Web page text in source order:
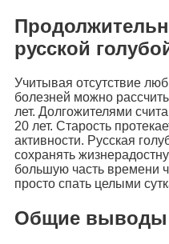
русской
Учитывая отсутствие
болезней можно
лет. Долгожителями
20 лет. Старость
активности. Русская
сохранять
большую часть времени
просто спать целыми
Общие выводы